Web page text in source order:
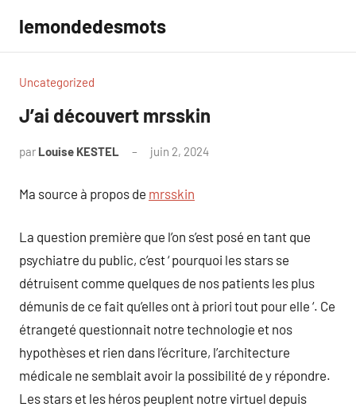
contenu
lemondedesmots
Uncategorized
J’ai découvert mrsskin
par Louise KESTEL juin 2, 2024
Ma source à propos de mrsskin
La question première que l’on s’est posé en tant que
psychiatre du public, c’est ‘ pourquoi les stars se
détruisent comme quelques de nos patients les plus
démunis de ce fait qu’elles ont à priori tout pour elle ‘. Ce
étrangeté questionnait notre technologie et nos
hypothèses et rien dans l’écriture, l’architecture
médicale ne semblait avoir la possibilité de y répondre.
Les stars et les héros peuplent notre virtuel depuis